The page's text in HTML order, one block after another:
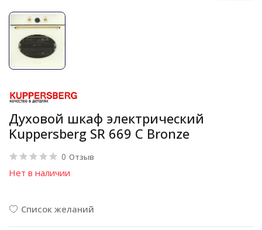
Духовой шкаф электрический
Kuppersberg SR 669 C Bronze
0 Отзыв
Нет в наличии
Список желаний